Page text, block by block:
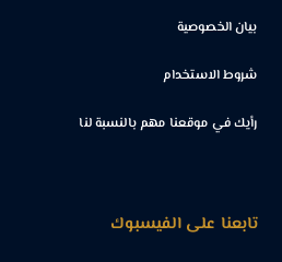
بيان الخصوصية
شروط الاستخدام
رأيك في موقعنا مهم بالنسبة لنا
تابعنا على الفيسبوك